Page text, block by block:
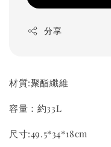
分享
材質:聚酯纖維
容量：約33L
尺寸:49.5*34*18cm